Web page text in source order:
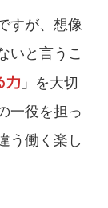
すが、想像
いと言うこ
力 」を大切
一役を担っ
う働く楽し